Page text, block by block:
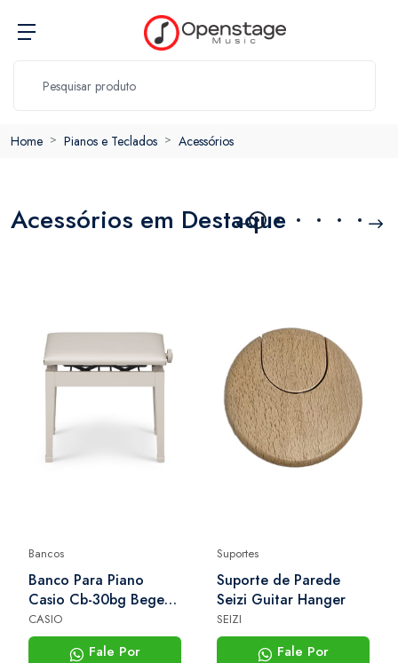
Home Pianos e Teclados Acessórios
Acessórios em Destaque
Bancos
Banco Para Piano
Casio Cb-30bg Bege
Ajustável Para Piano
Digital
CASIO
Fale Por
Suportes
Suporte de Parede
Seizi Guitar Hanger
SEIZI
Fale Por